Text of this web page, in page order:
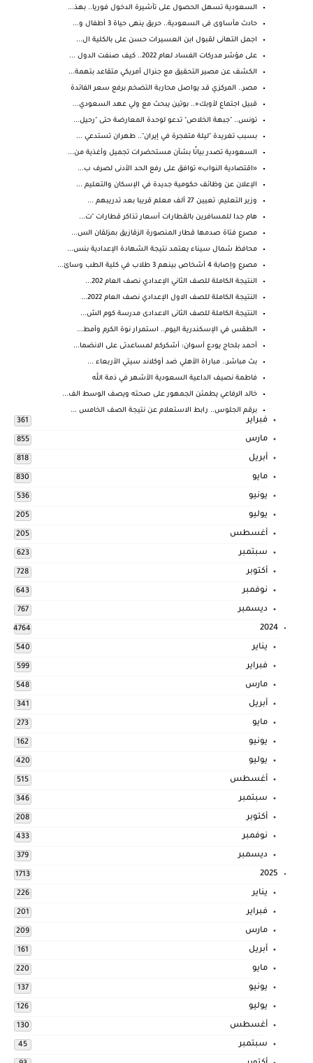
السعودية تسهل الحصول على تأشيرة الدخول فوريا.. بهذ...
حادث مأساوى فى السعودية.. حريق ينهى حياة 3 أطفال و...
اجمل التهانى لقبول ابن العسيرات حسن على بالكلية ال...
على مؤشر مدركات الفساد لعام 2022.. كيف صنفت الدول ...
الكشف عن مصير التحقيق مع جنرال أمريكي متقاعد بتهمة...
مصر.. المركزي قد يواصل محاربة التضخم برفع سعر الفائدة
قبيل اجتماع لأوبك+.. بوتين يبحث مع ولي عهد السعودي...
تونس.. "جبهة الخلاص" تدعو لوحدة المعارضة حتى "رحيل...
بسبب تغريدة "ليلة متفجرة في إيران".. طهران تستدعي ...
السعودية تصدر بيانًا بشأن مستحضرات تجميل وأغذية من...
«اقتصادية النواب» توافق على رفع الحد الأدنى لصرف ب...
الإعلان عن وظائف حكومية جديدة في الإسكان والتعليم ...
وزير التعليم: تعيين 27 ألف معلم قريبا بعد تدريبهم ...
هام جدا للمسافرين بالقطارات أسعار تذاكر قطارات "ت...
مصرع فتاة صدمها قطار المنصورة الزقازيق بمزلقان الس...
محافظ شمال سيناء يعتمد نتيجة الشهادة الإعدادية بنس...
مصرع وإصابة 4 أشخاص بينهم 3 طلاب في كلية الطب وسائ...
النتيجة الكاملة للصف الثاني الإعدادي نصف العام 202...
النتيجة الكاملة للصف الاول الإعدادي نصف العام 2022...
النتيجة الكاملة للصف الثانى الاعدادى مدرسة كوم الش...
الطقس في الإسكندرية اليوم.. استمرار نوة الكرم وأمط...
أحمد بلحاج يودع أسوان: أشكركم لمساعدتى على الانضما...
بث مباشر.. مباراة الأهلي ضد أوكلاند سيتي الأربعاء ...
فاطمة نصيف الداعية السعودية الأشهر في ذمة الله
خالد الرفاعي يطمئن الجمهور على صحته ويصف الوسط الف...
برقم الجلوس.. رابط الاستعلام عن نتيجة الصف الخامس ...
فبراير 361
مارس 855
أبريل 818
مايو 830
يونيو 536
يوليو 205
أغسطس 205
سبتمبر 623
أكتوبر 728
نوفمبر 643
ديسمبر 767
2024
4764
يناير 540
فبراير 599
مارس 548
أبريل 341
مايو 273
يونيو 162
يوليو 420
أغسطس 515
سبتمبر 346
أكتوبر 208
نوفمبر 433
ديسمبر 379
2025
1713
يناير 226
فبراير 201
مارس 209
أبريل 161
مايو 220
يونيو 137
يوليو 126
أغسطس 130
سبتمبر 45